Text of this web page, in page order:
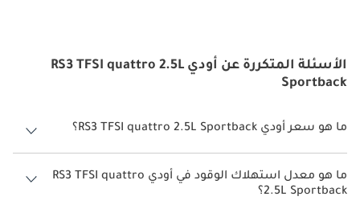
الأسئلة المتكررة عن أودي RS3 TFSI quattro 2.5L
Sportback
ما هو سعر أودي RS3 TFSI quattro 2.5L Sportback؟
سعر أودي RS3 TFSI quattro 2.5L Sportback هو درهم 301,000.
ما هو معدل استهلاك الوقود في أودي RS3 TFSI quattro
2.5L Sportback؟